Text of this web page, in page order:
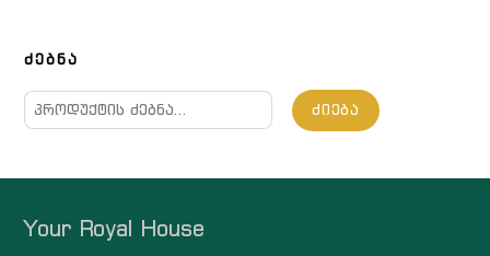
ᲫᲔᲑᲜᲐ
ძებნა:
ᲫᲘᲔᲑᲐ
Your Royal House